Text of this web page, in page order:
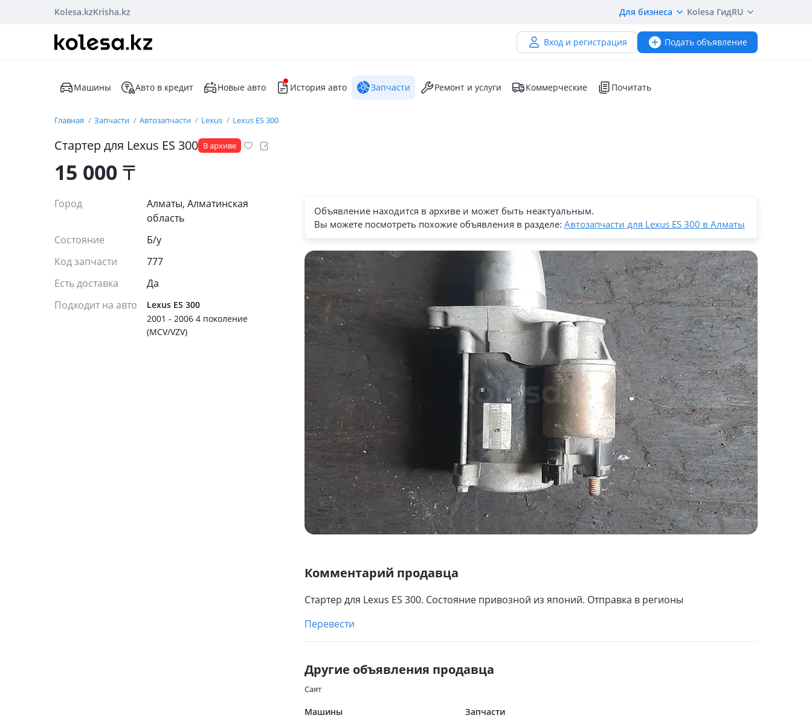
Kolesa.kzKrisha.kz Для бизнеса Kolesa ГидRU
Вход и регистрация Подать объявление
Машины Авто в кредит Новые авто История авто Запчасти Ремонт и услуги Коммерческие Почитать
Главная Запчасти Автозапчасти Lexus Lexus ES 300
Стартер для Lexus ES 300 В архиве
15 000₸
Город
Алматы, Алматинская
область
Состояние
Б/y
Код запчасти
777
Есть доставка
Да
Подходит на авто
Lexus ES 300
2001 - 2006 4 поколение
(MCV/VZV)
Объявление находится в архиве и может быть неактуальным.
Вы можете посмотреть похожие объявления в разделе: Автозапчасти для Lexus ES 300 в Алматы
Комментарий продавца
Стартер для Lexus ES 300. Состояние привозной из японий. Отправка в регионы
Перевести
Другие объявления продавца
Саят
Машины
Запчасти